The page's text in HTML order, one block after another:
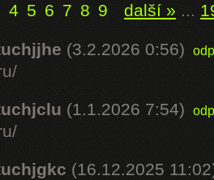
4 5 6 7 8 9 další » ...
(3.2.2026 0:56)
(1.1.2026 7:54)
(16.12.2025